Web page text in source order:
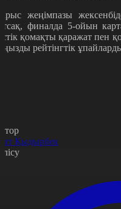
жеңімпазы
финалда 5-ойын
қомақты қаражат пен
рейтінгтік
Қыдырбек